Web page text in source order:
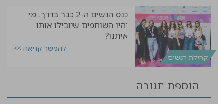
קהילת הנשים
כנס הנשים ה-2 כבר בדרך. מי
יהיו השותפים שיובילו אותו
איתנו?
להמשך קריאה >>
הוספת תגובה